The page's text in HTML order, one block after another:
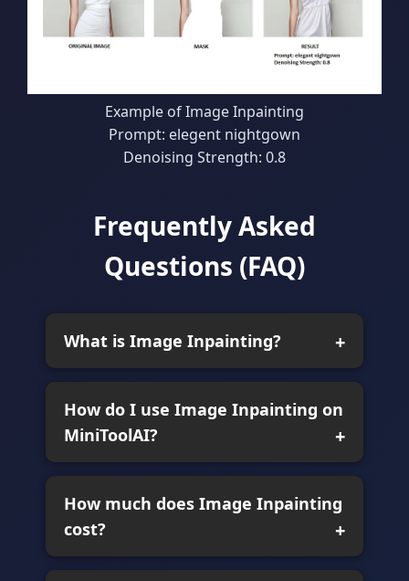
Example of Image Inpainting
Prompt: elegent nightgown
Denoising Strength: 0.8
Frequently Asked
Questions (FAQ)
What is Image Inpainting?
How do I use Image Inpainting on
MiniToolAI?
How much does Image Inpainting
cost?